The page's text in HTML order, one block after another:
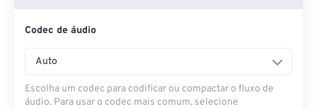
Codec de áudio
Auto
Escolha um codec para codificar ou compactar o fluxo de
áudio. Para usar o codec mais comum, selecione